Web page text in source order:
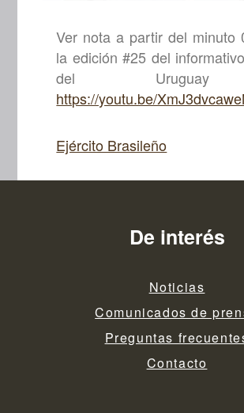
Ver nota a partir del minuto
la edición #25 del
del
https://youtu.be/
Ejército Brasileño
De interés
Noticias
Comunicados de
Preguntas
Contacto